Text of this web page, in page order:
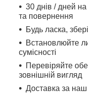
30 днів / дней на
та повернення
Будь ласка,
Встановлюйте
сумісності
Перевіряйте
зовнішній вигляд
Доставка за наш